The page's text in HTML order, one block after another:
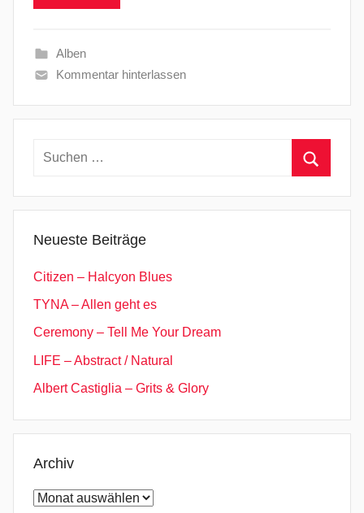
Alben
Kommentar hinterlassen
Suchen
Neueste Beiträge
Citizen – Halcyon Blues
TYNA – Allen geht es
Ceremony – Tell Me Your Dream
LIFE – Abstract / Natural
Albert Castiglia – Grits & Glory
Archiv
Archiv